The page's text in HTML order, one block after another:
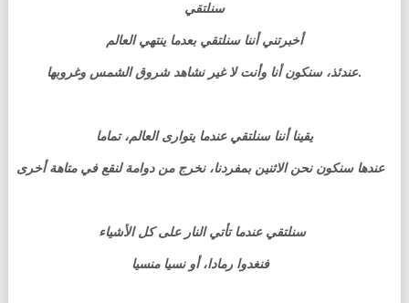
سنلتقي
أخبرتني أننا سنلتقي بعدما ينتهي العالم
عندئذ، سنكون أنا وأنت لا غير نشاهد شروق الشمس وغروبها.
يقينا أننا سنلتقي عندما يتوارى العالم،تماما
عندها سنكون نحن الاثنين بمفردنا، نخرج من دوامة لنقع في متاهة أخرى
سنلتقي عندما تأتي النار على كل الأشياء
فنغدوا رمادا، أو نسيا منسيا